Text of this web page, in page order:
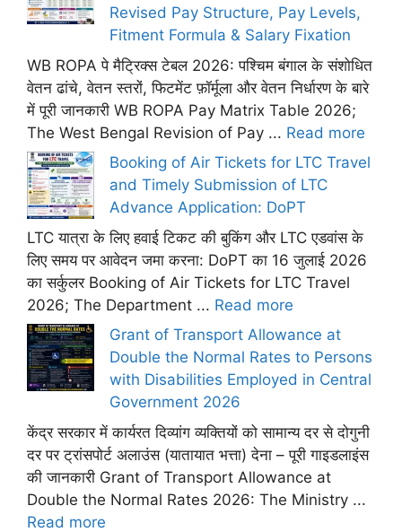
Revised Pay Structure, Pay Levels,
Fitment Formula & Salary Fixation
WB ROPA पे मैट्रिक्स टेबल 2026: पश्चिम बंगाल के संशोधित
वेतन ढांचे, वेतन स्तरों, फिटमेंट फ़ॉर्मूला और वेतन निर्धारण के बारे
में पूरी जानकारी WB ROPA Pay Matrix Table 2026;
The West Bengal Revision of Pay ... Read more
Booking of Air Tickets for LTC Travel
and Timely Submission of LTC
Advance Application: DoPT
LTC यात्रा के लिए हवाई टिकट की बुकिंग और LTC एडवांस के
लिए समय पर आवेदन जमा करना: DoPT का 16 जुलाई 2026
का सर्कुलर Booking of Air Tickets for LTC Travel
2026; The Department ... Read more
Grant of Transport Allowance at
Double the Normal Rates to Persons
with Disabilities Employed in Central
Government 2026
केंद्र सरकार में कार्यरत दिव्यांग व्यक्तियों को सामान्य दर से दोगुनी
दर पर ट्रांसपोर्ट अलाउंस (यातायात भत्ता) देना – पूरी गाइडलाइंस
की जानकारी Grant of Transport Allowance at
Double the Normal Rates 2026: The Ministry ...
Read more